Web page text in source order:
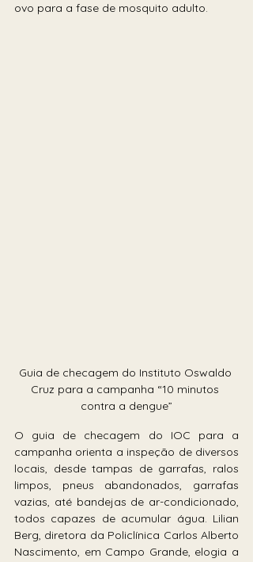
ovo para a fase de mosquito adulto.
Guia de checagem do Instituto Oswaldo
Cruz para a campanha “10 minutos
contra a dengue”
O guia de checagem do IOC para a
campanha orienta a inspeção de diversos
locais, desde tampas de garrafas, ralos
limpos, pneus abandonados, garrafas
vazias, até bandejas de ar-condicionado,
todos capazes de acumular água. Lilian
Berg, diretora da Policlínica Carlos Alberto
Nascimento, em Campo Grande, elogia a